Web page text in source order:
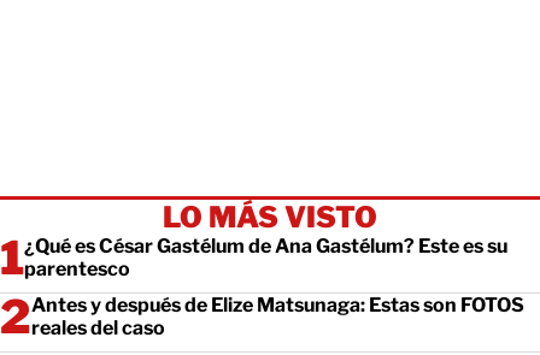
LO MÁS VISTO
¿Qué es César Gastélum de Ana Gastélum? Este es su
parentesco
Antes y después de Elize Matsunaga: Estas son FOTOS
reales del caso